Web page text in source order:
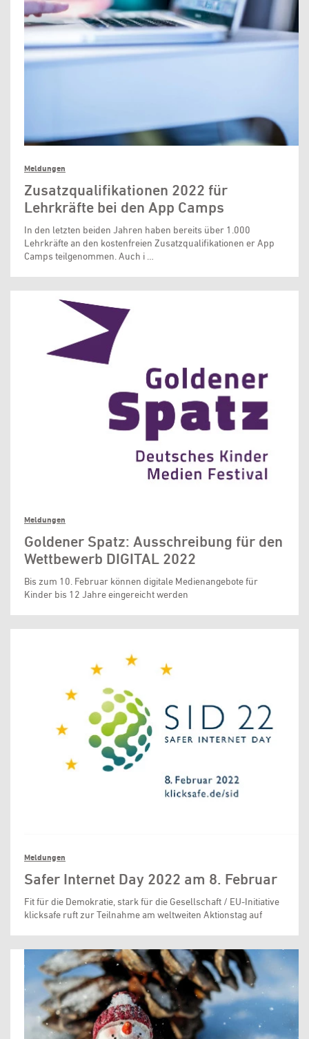
Meldungen
Zusatzqualifikationen 2022 für
Lehrkräfte bei den App Camps
In den letzten beiden Jahren haben bereits über 1.000
Lehrkräfte an den kostenfreien Zusatzqualifikationen er App
Camps teilgenommen. Auch i …
Meldungen
Goldener Spatz: Ausschreibung für den
Wettbewerb DIGITAL 2022
Bis zum 10. Februar können digitale Medienangebote für
Kinder bis 12 Jahre eingereicht werden
Meldungen
Safer Internet Day 2022 am 8. Februar
Fit für die Demokratie, stark für die Gesellschaft / EU-Initiative
klicksafe ruft zur Teilnahme am weltweiten Aktionstag auf